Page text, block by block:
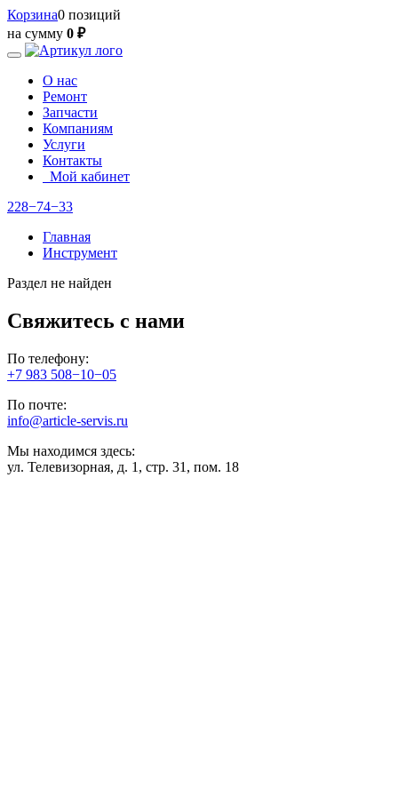
Корзина0 позиций
на сумму 0 ₽
О нас
Ремонт
Запчасти
Компаниям
Услуги
Контакты
Мой кабинет
228−74−33
Главная
Инструмент
Раздел не найден
Свяжитесь с нами
По телефону:
+7 983 508−10−05
По почте:
info@article-servis.ru
Мы находимся здесь:
ул. Телевизорная, д. 1, стр. 31, пом. 18